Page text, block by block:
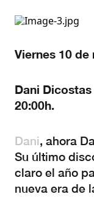
Viernes 10 de
Dani Dicostas
20:00h.
Dani, ahora
Su último
claro el año
nueva era de